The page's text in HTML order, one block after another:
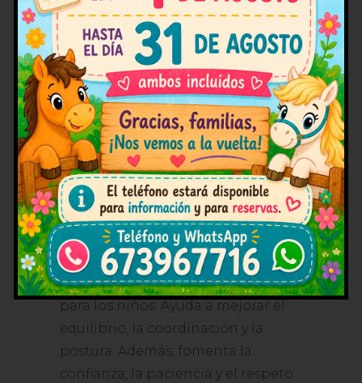
con antelación, especialmente
durante los fines de semana y días
festivos, ya que los paseos suelen
tener mucha demanda. Esto
garantiza que podamos asignar el
caballo o ponymás adecuado para
cada niño y organizar el paseo de
manera segura y personalizada.
¿Qué beneficios tiene montar
a caballo para los niños?
Montar a caballotiene muchos
beneficios físicos y emocionales
para los niños. Ayuda a mejorar el
equilibrio, la coordinación y la
postura. Además, fomenta la
confianza, la paciencia y el respeto